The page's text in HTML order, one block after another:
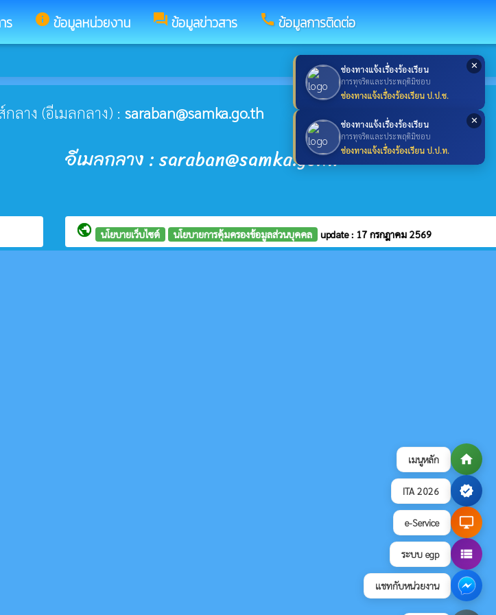
เมนูหลัก home
ITA 2026 verified
e-Service desktop_windows
ระบบ egp view_list
แชทกับหน่วยงาน
✕
ช่องทางแจ้งเรื่องร้องเรียน
การทุจริตและประพฤติมิชอบ
ช่องทางแจ้งเรื่องร้องเรียน ป.ป.ช.
✕
ช่องทางแจ้งเรื่องร้องเรียน
การทุจริตและประพฤติมิชอบ
ช่องทางแจ้งเรื่องร้องเรียน ป.ป.ท.
ร info ข้อมูลหน่วยงาน forum ข้อมูลข่าวสาร call ข้อมูลการติดต่อ
ลาง (อีเมลกลาง) : saraban@samka.go.th
อีเมลกลาง : saraban@samka.go.th
public นโยบายเว็บไซต์ นโยบายการคุ้มครองข้อมูลส่วนบุคคล update : 17 กรกฎาคม 2569